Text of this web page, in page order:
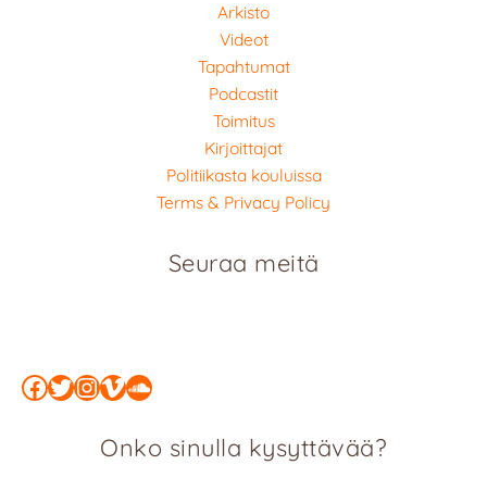
Arkisto
Videot
Tapahtumat
Podcastit
Toimitus
Kirjoittajat
Politiikasta kouluissa
Terms & Privacy Policy
Seuraa meitä
Facebook
Twitter
Instagram
Vimeo
SoundCloud
Onko sinulla kysyttävää?